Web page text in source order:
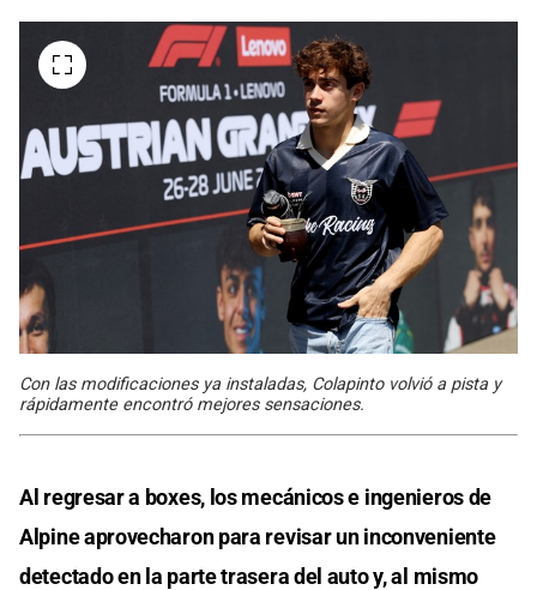
Con las modificaciones ya instaladas, Colapinto volvió a pista y
rápidamente encontró mejores sensaciones.
Al regresar a boxes, los mecánicos e ingenieros de
Alpine aprovecharon para revisar un inconveniente
detectado en la parte trasera del auto y, al mismo